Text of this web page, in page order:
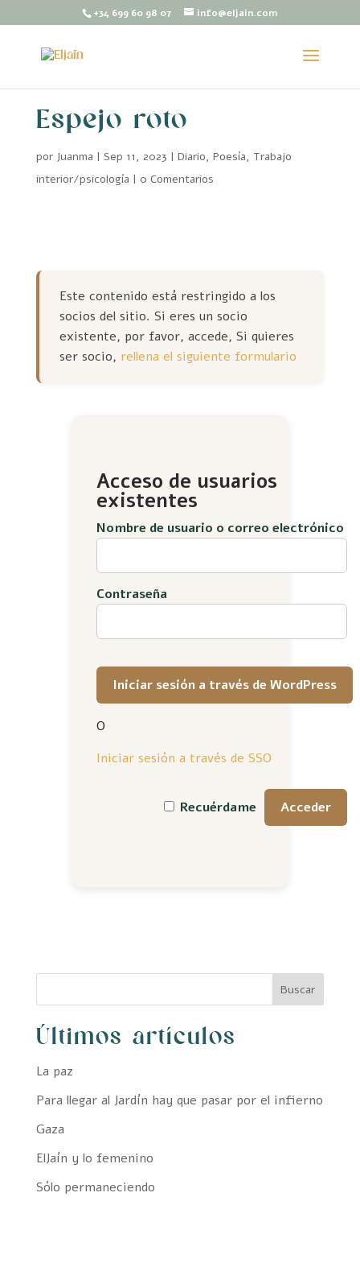
+34 699 60 98 07 info@eljain.com
Espejo roto
por Juanma | Sep 11, 2023 | Diario, Poesía, Trabajo
interior/psicología | 0 Comentarios
Este contenido está restringido a los
socios del sitio. Si eres un socio
existente, por favor, accede, Si quieres
ser socio, rellena el siguiente formulario
Acceso de usuarios
existentes
Nombre de usuario o correo electrónico
Contraseña
O
Iniciar sesión a través de SSO
Recuérdame
Buscar
Últimos artículos
La paz
Para llegar al Jardín hay que pasar por el infierno
Gaza
ElJaín y lo femenino
Sólo permaneciendo